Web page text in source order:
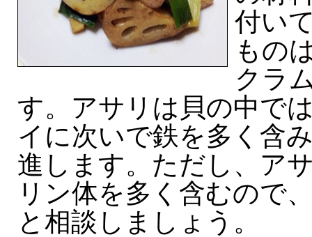
付い
もの
クラ
す。アサリは貝の中で
イに次いで鉄を多く含
進します。ただし、ア
リン体を多く含むので
と相談しましょう。